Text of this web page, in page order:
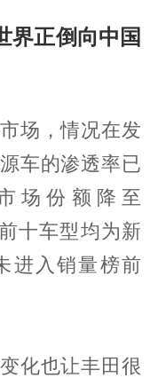
界正倒向中国
场，情况在发
车的渗透率已
场份额降至
十车型均为新
进入销量榜前
化也让丰田很